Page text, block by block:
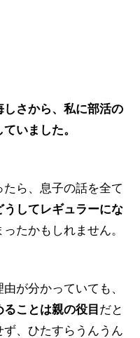
さから、私に部活の
いました。
ら、息子の話を全て
うしてレギュラーにな
たかもしれません。
が分かっていても、
ことは親の役目 だと
、ひたすらうんうん